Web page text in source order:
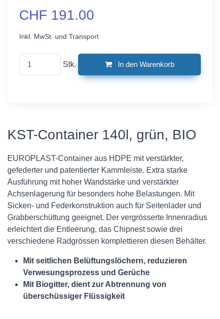
CHF 191.00
Inkl. MwSt. und Transport
Stk. In den Warenkorb
KST-Container 140l, grün, BIO
EUROPLAST-Container aus HDPE mit verstärkter,
gefederter und patentierter Kammleiste. Extra starke
Ausführung mit hoher Wandstärke und verstärkter
Achsenlagerung für besonders hohe Belastungen. Mit
Sicken- und Federkonstruktion auch für Seitenlader und
Grabberschüttung geeignet. Der vergrösserte Innenradius
erleichtert die Entleerung, das Chipnest sowie drei
verschiedene Radgrössen komplettieren diesen Behälter.
Mit seitlichen Belüftungslöchern, reduzieren
Verwesungsprozess und Gerüche
Mit Biogitter, dient zur Abtrennung von
überschüssiger Flüssigkeit